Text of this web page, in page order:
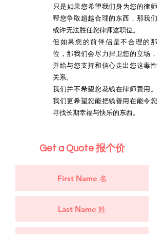
​只是如果您希望我们身为您的律师
帮您争取超越合理的东西，那我们
或许无法胜任您律师这职位。
但如果您的前伴侣是不合理的那
位，那我们会尽力捍卫您的立场，
并给与您支持和信心走出您这毒性
关系。
我们并不希望您花钱在律师费用。
我们更希望您能把钱善用在能令您
寻找长期幸福与快乐的东西。
Get a Quote 报个价